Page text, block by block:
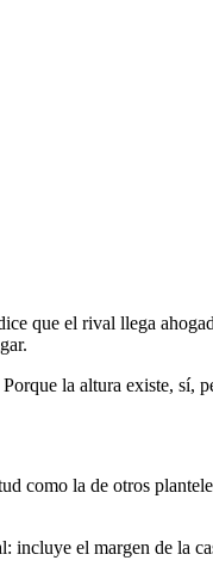
que el rival llega
la altura existe, sí,
como la de otros
incluye el margen de la